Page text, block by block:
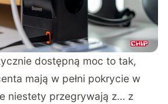
dostępną moc to tak,
mają w pełni pokrycie w
niestety przegrywają z… z